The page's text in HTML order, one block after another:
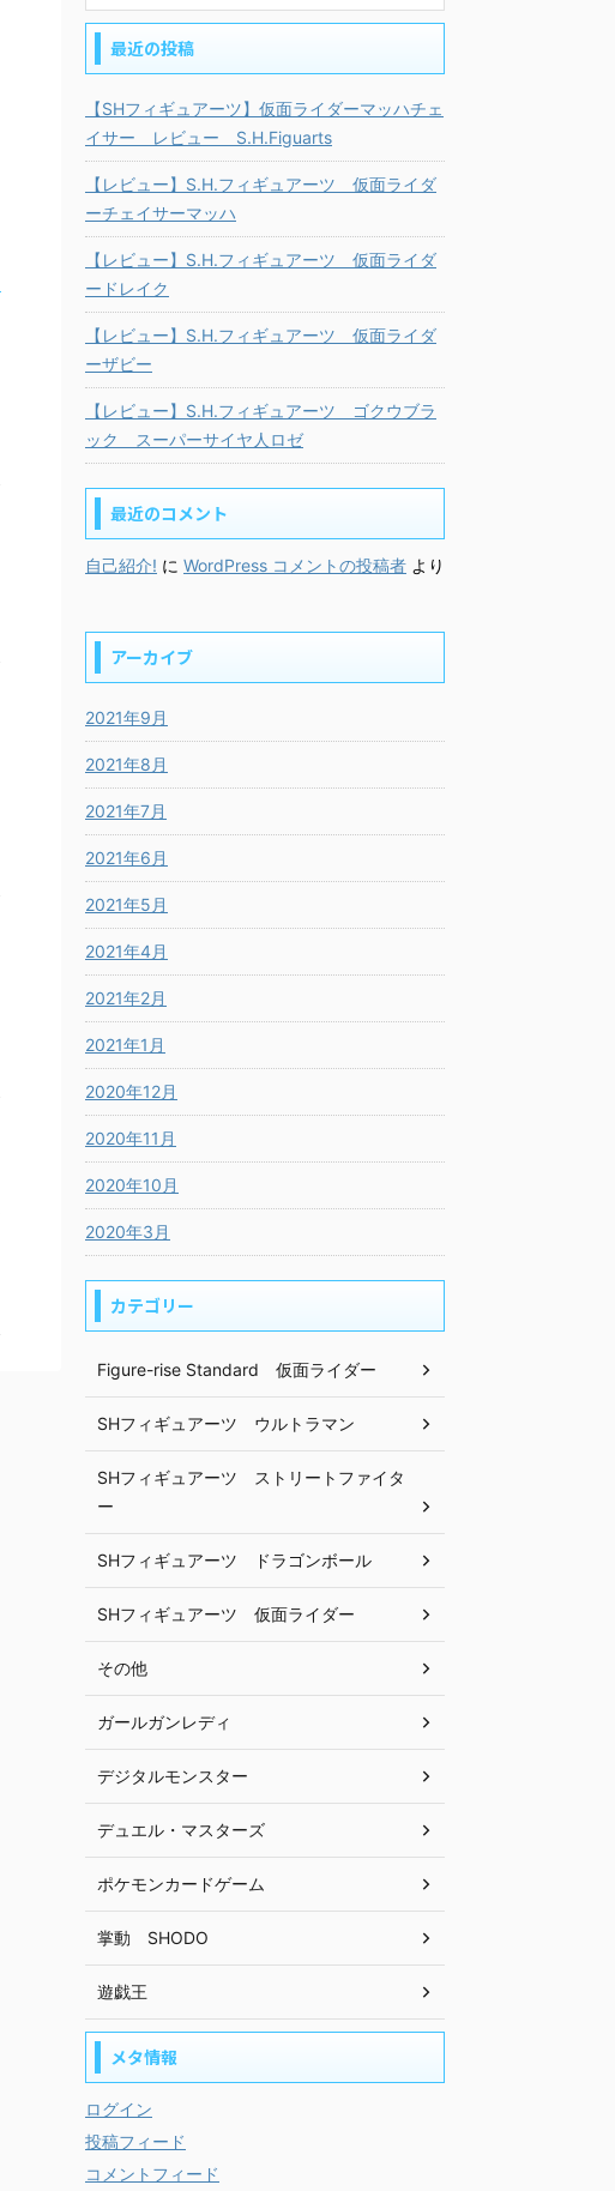
最近の投稿
【SHフィギュアーツ】仮面ライダーマッハチェ
イサー レビュー S.H.Figuarts
【レビュー】S.H.フィギュアーツ 仮面ライダ
ーチェイサーマッハ
【レビュー】S.H.フィギュアーツ 仮面ライダ
ードレイク
【レビュー】S.H.フィギュアーツ 仮面ライダ
ーザビー
【レビュー】S.H.フィギュアーツ ゴクウブラ
ック スーパーサイヤ人ロゼ
最近のコメント
自己紹介! に WordPress コメントの投稿者 より
アーカイブ
2021年9月
2021年8月
2021年7月
2021年6月
2021年5月
2021年4月
2021年2月
2021年1月
2020年12月
2020年11月
2020年10月
2020年3月
カテゴリー
Figure-rise Standard 仮面ライダー
SHフィギュアーツ ウルトラマン
SHフィギュアーツ ストリートファイタ
ー
SHフィギュアーツ ドラゴンボール
SHフィギュアーツ 仮面ライダー
その他
ガールガンレディ
デジタルモンスター
デュエル・マスターズ
ポケモンカードゲーム
掌動 SHODO
遊戯王
メタ情報
ログイン
投稿フィード
コメントフィード